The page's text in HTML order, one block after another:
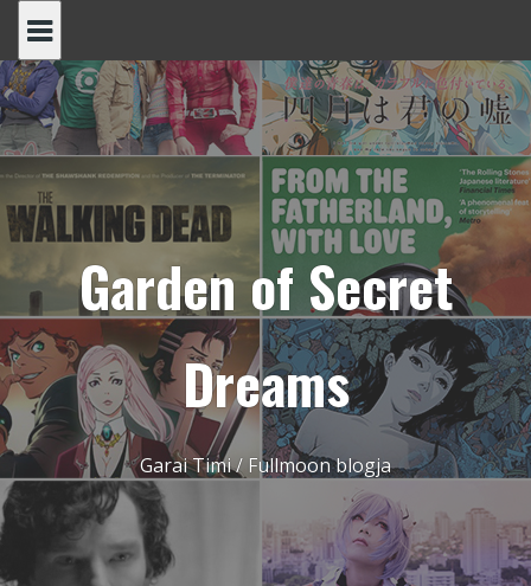
content
Garden of Secret
Dreams
Garai Timi / Fullmoon blogja